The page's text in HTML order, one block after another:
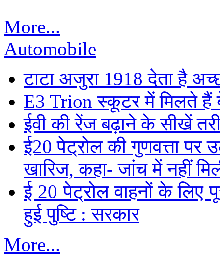
More...
Automobile
टाटा अजुरा 1918 देता है
E3 Trion स्कूटर में मिलते हैं
ईवी की रेंज बढ़ाने के सीखें
ई20 पेट्रोल की गुणवत्ता पर
खारिज, कहा- जांच में नहीं
ई 20 पेट्रोल वाहनों के लिए
हुई पुष्टि : सरकार
More...